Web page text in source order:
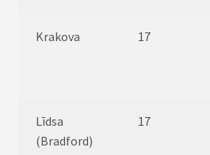
Krakova 17
Līdsa
(Bradford)
17